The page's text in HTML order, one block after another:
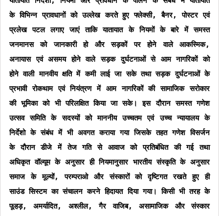
के विभिन्न प्रावधानों को उल्लेख करते हुए फ्लेक्सी, बैनर, पोस्टर एवं
प्रलेख पटल लगाए जाएं ताकि यातायात के नियमों के बारे में समस्त
जनमानस को जानकारी हो और सड़कों पर होने वाले आकस्मिक,
अनायास एवं असमय होने वाले सड़क दुर्घटनाओं से आम नागरिकों को
होने वाली मानवीय क्षति में कमी लाई जा सके तथा सड़क दुर्घटनाओं के
प्रभावी रोकथाम एवं नियंत्रण में आम नागरिकों की सामाजिक सरोकार
की भूमिका को भी परिलक्षित किया जा सके। इस दौरान समस्त गणेश
उत्सव समिति के सदस्यों को माननीय उच्चतम एवं उच्च न्यायालय के
निर्देशो के संबंध में भी अवगत कराया गया जिसके तहत गणेश विसर्जन
के दौरान डीजे में तेज गति से आवाज को प्रतिबंधित की गई तथा
अधिकृत वॉल्यूम के अनुसार ही नियमानुसार भारतीय संस्कृति के अनुसार
समाज के मूल्यों, परम्पराओ और संस्कारों को दृष्टिगत रखते हुए ही
साउंड सिस्टम का संचालन करने हिदायत दिया गया। किसी भी तरह के
फूहड़, अमर्यादित, अश्लील, गैर वाजिब, असामाजिक और संस्कार